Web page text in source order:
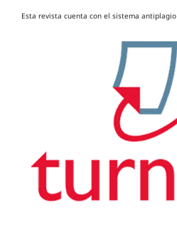
Esta revista cuenta con el sistema antiplagio